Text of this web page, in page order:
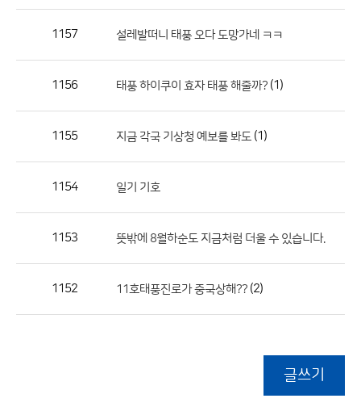
공
1157 설레발떠니 태풍 오다 도망가네 ㅋㅋ
1156 태풍 하이쿠이 효자 태풍 해줄까? (1)
1155 지금 각국 기상청 예보를 봐도 (1)
1154 일기 기호
1153 뜻밖에 8월하순도 지금처럼 더울 수 있습니다.
1152 11호태풍진로가 중국상해?? (2)
글쓰기